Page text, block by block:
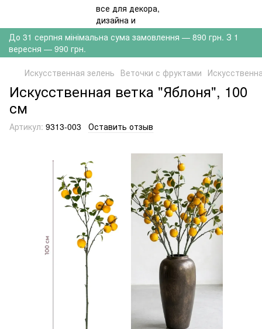
До 31 серпня мінімальна сума замовлення — 890 грн. З 1
вересня — 990 грн.
Искусственная зелень Веточки с фруктами
Искусственная ветка "Яблоня", 100
см
Артикул: 9313-003 Оставить отзыв